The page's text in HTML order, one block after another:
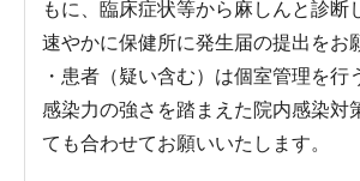
もに、臨床症状等から麻しんと診断
速やかに保健所に発生届の提出をお
・患者（疑い含む）は個室管理を行
感染力の強さを踏まえた院内感染対
ても合わせてお願いいたします。